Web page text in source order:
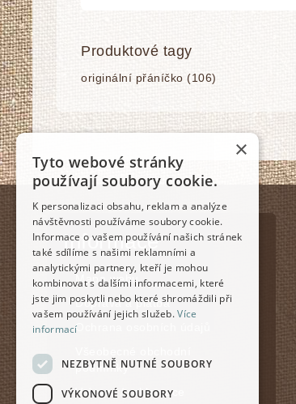
Produktové tagy
originální přáníčko (106)
Informace
Mapa webu
Doprava a platba
Ochrana osobních údajů
podmínky
Vrácení / reklamace
×
Tyto webové stránky
používají soubory cookie.
K personalizaci obsahu, reklam a analýze
návštěvnosti používáme soubory cookie.
Informace o vašem používání našich stránek
také sdílíme s našimi reklamními a
analytickými partnery, kteří je mohou
kombinovat s dalšími informacemi, které
jste jim poskytli nebo které shromáždili při
vašem používání jejich služeb.Více
informací
NEZBYTNĚ NUTNÉ SOUBORY
VÝKONOVÉ SOUBORY